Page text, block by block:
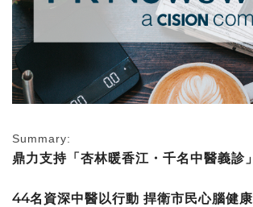
Summary:
鼎力支持 「杏林暖香江・千名中醫義診」
44名資深中醫以行動 捍衛市民心腦健康